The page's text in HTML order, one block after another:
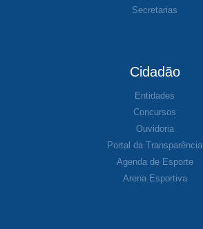
Secretarias
Cidadão
Entidades
Concursos
Ouvidoria
Portal da Transparência
Agenda de Esporte
Arena Esportiva